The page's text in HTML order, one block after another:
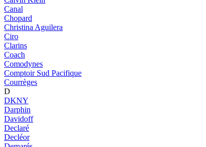
Canal
Chopard
Christina Aguilera
Ciro
Clarins
Coach
Comodynes
Comptoir Sud Pacifique
Courrèges
D
DKNY
Darphin
Davidoff
Declaré
Decléor